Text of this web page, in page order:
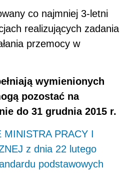
co najmniej 3-letni
realizujących zadania
przemocy w
wymienionych
pozostać na
do 31 grudnia 2015 r.
MINISTRA PRACY I
z dnia 22 lutego
podstawowych